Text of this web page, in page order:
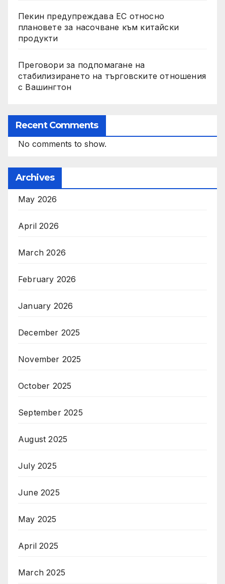
Пекин предупреждава ЕС относно
плановете за насочване към китайски
продукти
Преговори за подпомагане на
стабилизирането на търговските отношения
с Вашингтон
Recent Comments
No comments to show.
Archives
May 2026
April 2026
March 2026
February 2026
January 2026
December 2025
November 2025
October 2025
September 2025
August 2025
July 2025
June 2025
May 2025
April 2025
March 2025